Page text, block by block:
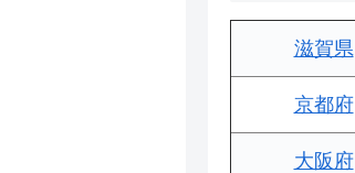
滋賀県
京都府
大阪府